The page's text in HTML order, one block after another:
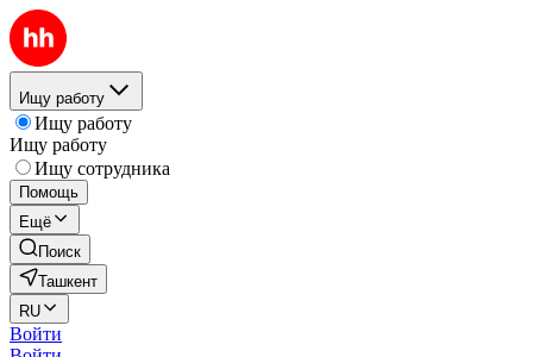
Ищу работу
Ищу работу
Ищу работу
Ищу сотрудника
Помощь
Ещё
Поиск
Ташкент
RU
Войти